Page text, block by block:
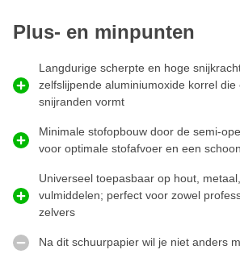
schoner werk, minder vollopen en een
Wanneer gebruik je
Schuurstroken met korrel 360
materialenzoalshout,MDF,metaal,
meer. Dankzij de fijne korrel krijgt je met
bijvoorbeeld voor:
Bestaande lak, verf, plamuur of primer
Hout en MDF wilt glad schuren voor
Plus- en minpunten
Langdurige scherpte en hoge
zelfslijpende aluminiumoxide korrel die
snijranden vormt
Minimale stofopbouw door de semi-
voor optimale stofafvoer en een
Universeel toepasbaar op hout,
vulmiddelen; perfect voor zowel
zelvers
Na dit schuurpapier wil je niet anders